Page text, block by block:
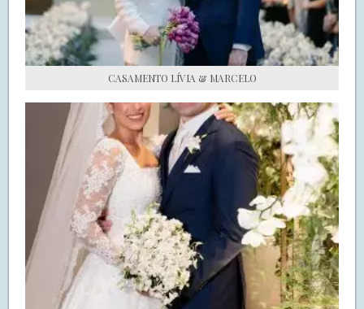
CASAMENTO LÍVIA & MARCELO